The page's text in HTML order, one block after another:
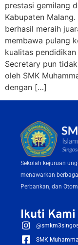
prestasi gemilang
Kabupaten
berhasil meraih
membawa pulang
kualitas
Secretary pun
oleh SMK
dengan […]
Sekolah kejuruan
menawarkan
Perbankan, dan
Ikuti Kami
SMK